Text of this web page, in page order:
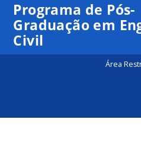
Programa de Pós-
Graduação em
Civil
Área